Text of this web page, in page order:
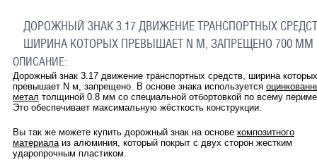
ДОРОЖНЫЙ ЗНАК 3.17 ДВИЖЕНИЕ ТРАНСПОРТНЫХ
ШИРИНА КОТОРЫХ ПРЕВЫШАЕТ N М, ЗАПРЕЩЕНО 700 ММ
ОПИСАНИЕ:
Дорожный знак 3.17 движение транспортных средств, ширина которых
превышает N м, запрещено. В основе знака используется
метал толщиной 0.8 мм со специальной отбортовкой по всему
Это обеспечивает максимальную жёсткость конструкции.
Вы так же можете купить дорожный знак на основе композитного
материалаиз алюминия, который покрыт с двух сторон жестким
ударопрочным пластиком.